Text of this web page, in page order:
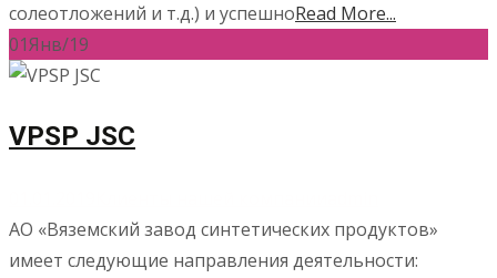
солеотложений и т.д.) и успешноRead More...
01Янв/19
VPSP JSC
АО «Вяземский завод синтетических продуктов»
имеет следующие направления деятельности: